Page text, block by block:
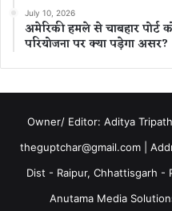
July 10, 2026
अमेरिकी हमले से चाबहार पोर्ट
परियोजना पर क्या पड़ेगा असर?
Owner/ Editor: Aditya
theguptchar@gmail.com |
Dist - Raipur, Chhattisgarh
Anutama Media